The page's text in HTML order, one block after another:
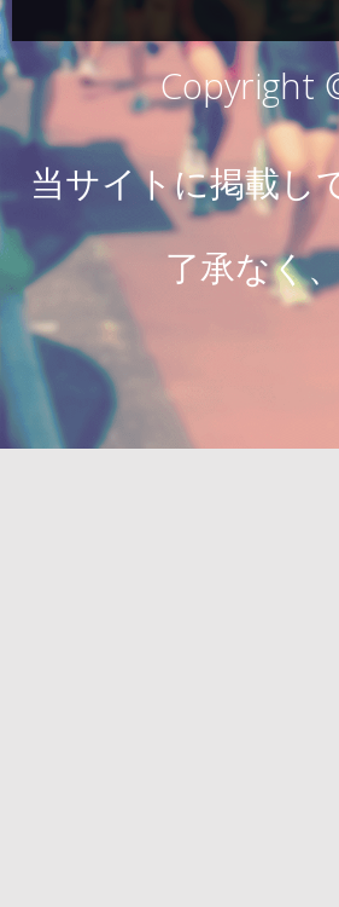
Copyright
当サイトに掲載し
了承なく